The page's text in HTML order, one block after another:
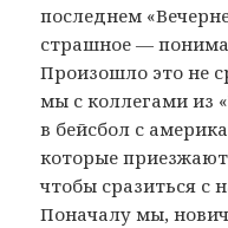
последнем
страшное —
Произошло это не
мы с коллегами из
в бейсбол с
которые
чтобы сразиться с
Поначалу мы,